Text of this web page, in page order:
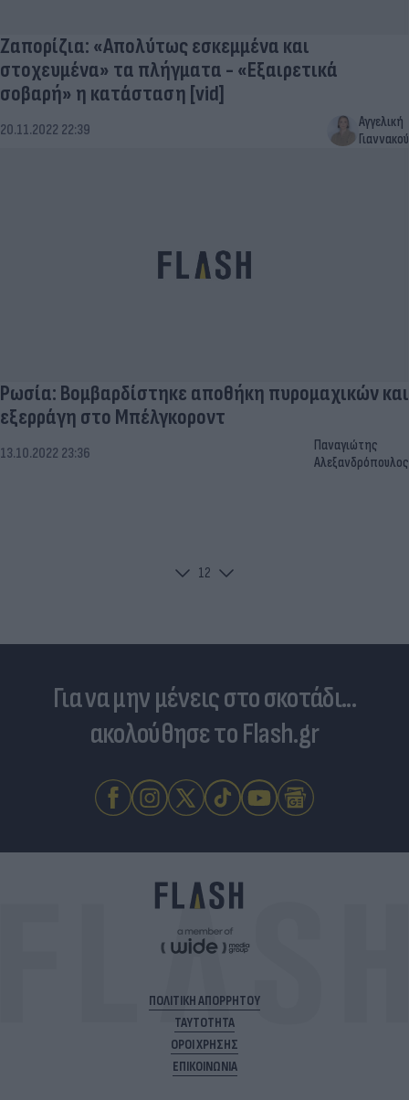
Ζαπορίζια: «Απολύτως εσκεμμένα και
στοχευμένα» τα πλήγματα - «Εξαιρετικά
σοβαρή» η κατάσταση [vid]
20.11.2022 22:39
Αγγελική
Γιαννακού
Ρωσία: Βομβαρδίστηκε αποθήκη πυρομαχικών και
εξερράγη στο Μπέλγκοροντ
13.10.2022 23:36
Παναγιώτης
Αλεξανδρόπουλος
12
Για να μην μένεις στο σκοτάδι...
ακολούθησε το Flash.gr
ΠΟΛΙΤΙΚΗ ΑΠΟΡΡΗΤΟΥ
ΤΑΥΤΟΤΗΤΑ
ΟΡΟΙ ΧΡΗΣΗΣ
ΕΠΙΚΟΙΝΩΝΙΑ